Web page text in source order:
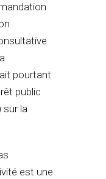
pourtant
public
sur la
est une